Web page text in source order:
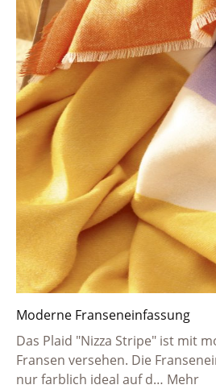
Moderne Franseneinfassung
Das Plaid "Nizza Stripe" ist mit
Fransen versehen. Die
nur farblich ideal auf d… Mehr